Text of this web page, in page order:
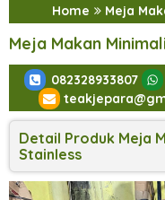
Home Meja
Meja Makan
082328933807
Detail Produk Meja
Stainless